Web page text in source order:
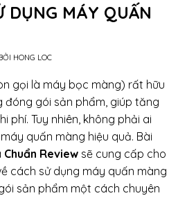
DỤNG MÁY QUẤN
HONG LOC
gọi là máy bọc màng) rất hữu
gói sản phẩm, giúp tăng
phí. Tuy nhiên, không phải ai
quấn màng hiệu quả. Bài
Chuẩn Review sẽ cung cấp cho
cách sử dụng máy quấn màng
sản phẩm một cách chuyên